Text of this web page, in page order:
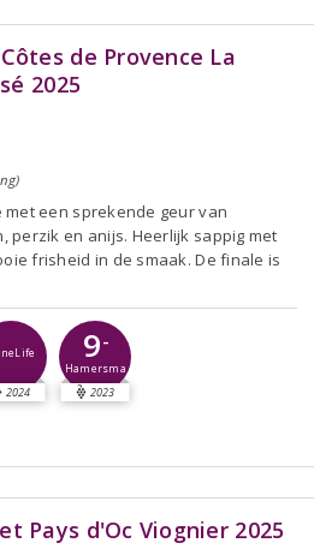
de Provence La
2025
een sprekende geur van
perzik en anijs. Heerlijk sappig met
frisheid in de smaak. De finale is
2024
9-
Hamersma
2023
Pays d'Oc Viognier 2025